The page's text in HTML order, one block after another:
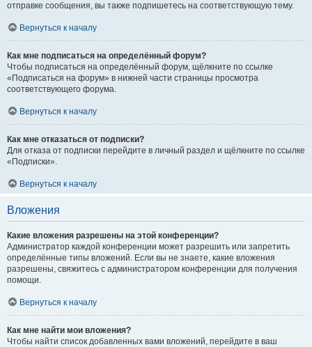
отправке сообщения, вы также подпишетесь на соответствующую тему.
Вернуться к началу
Как мне подписаться на определённый форум?
Чтобы подписаться на определённый форум, щёлкните по ссылке
«Подписаться на форум» в нижней части страницы просмотра
соответствующего форума.
Вернуться к началу
Как мне отказаться от подписки?
Для отказа от подписки перейдите в личный раздел и щёлкните по ссылке
«Подписки».
Вернуться к началу
Вложения
Какие вложения разрешены на этой конференции?
Администратор каждой конференции может разрешить или запретить
определённые типы вложений. Если вы не знаете, какие вложения
разрешены, свяжитесь с администратором конференции для получения
помощи.
Вернуться к началу
Как мне найти мои вложения?
Чтобы найти список добавленных вами вложений, перейдите в ваш